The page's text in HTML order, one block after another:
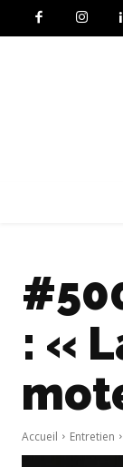
: «
Accueil Entretien